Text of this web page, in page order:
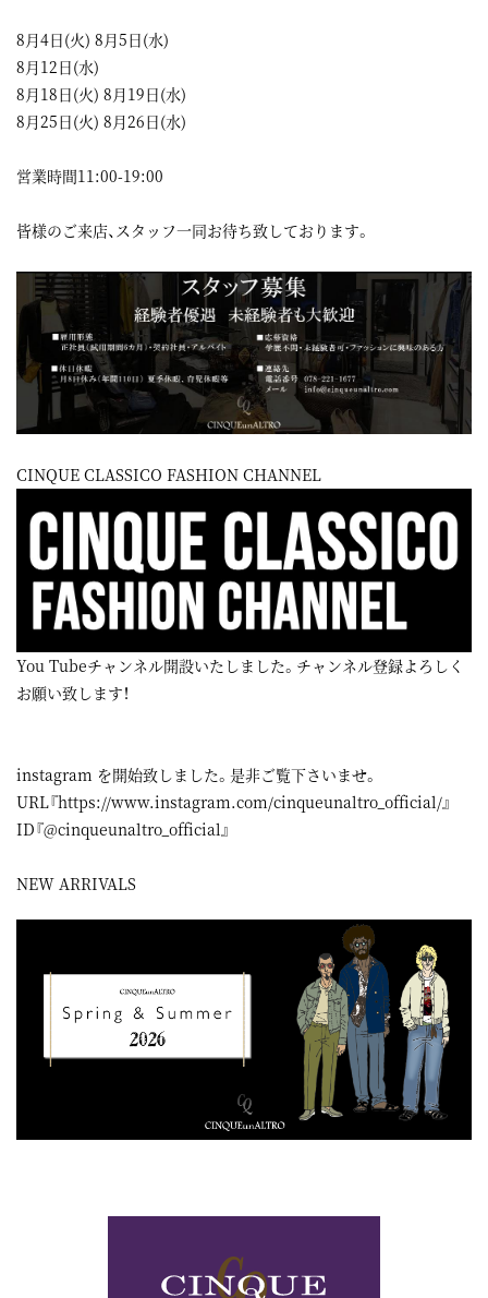
8月4日(火) 8月5日(水)
8月12日(水)
8月18日(火) 8月19日(水)
8月25日(火) 8月26日(水)
営業時間11:00-19:00
皆様のご来店、スタッフ一同お待ち致しております。
CINQUE CLASSICO FASHION CHANNEL
You Tubeチャンネル開設いたしました。チャンネル登録よろしく
お願い致します！
instagram を開始致しました。是非ご覧下さいませ。
URL『https://www.instagram.com/cinqueunaltro_official/』
ID『@cinqueunaltro_official』
NEW ARRIVALS